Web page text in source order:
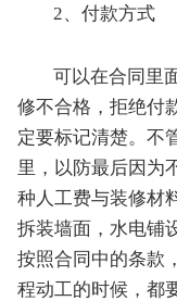
2、付款方式
可以在合同里
修不合格，拒绝付
定要标记清楚。不
里，以防最后因为
种人工费与装修材
拆装墙面，水电铺
按照合同中的条款
程动工的时候，都